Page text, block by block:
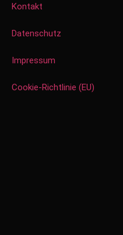
Kontakt
Datenschutz
Impressum
Cookie-Richtlinie (EU)